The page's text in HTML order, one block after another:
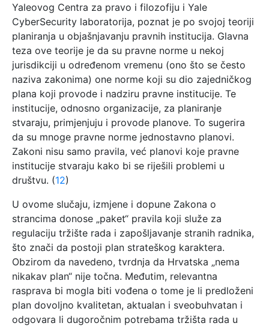
Yaleovog Centra za pravo i filozofiju i Yale
CyberSecurity laboratorija, poznat je po svojoj teoriji
planiranja u objašnjavanju pravnih institucija. Glavna
teza ove teorije je da su pravne norme u nekoj
jurisdikciji u određenom vremenu (ono što se često
naziva zakonima) one norme koji su dio zajedničkog
plana koji provode i nadziru pravne institucije. Te
institucije, odnosno organizacije, za planiranje
stvaraju, primjenjuju i provode planove. To sugerira
da su mnoge pravne norme jednostavno planovi.
Zakoni nisu samo pravila, već planovi koje pravne
institucije stvaraju kako bi se riješili problemi u
društvu. (12)
U ovome slučaju, izmjene i dopune Zakona o
strancima donose „paket“ pravila koji služe za
regulaciju tržište rada i zapošljavanje stranih radnika,
što znači da postoji plan strateškog karaktera.
Obzirom da navedeno, tvrdnja da Hrvatska „nema
nikakav plan“ nije točna. Međutim, relevantna
rasprava bi mogla biti vođena o tome je li predloženi
plan dovoljno kvalitetan, aktualan i sveobuhvatan i
odgovara li dugoročnim potrebama tržišta rada u